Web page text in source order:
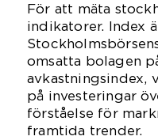
För att mäta
indikatorer. Index
omsatta bolagen
avkastningsindex,
på investeringar
förståelse för
framtida trender.